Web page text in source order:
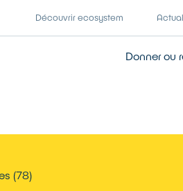
Découvrir ecosystem
Donner ou
(78)